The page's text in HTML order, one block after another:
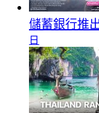
儲蓄銀行推
日